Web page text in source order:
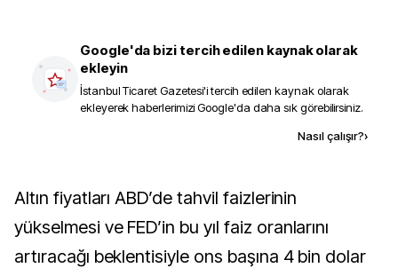
Google'da bizi tercih edilen kaynak olarak
ekleyin
İstanbul Ticaret Gazetesi'i tercih edilen kaynak olarak
ekleyerek haberlerimizi Google'da daha sık görebilirsiniz.
Nasıl çalışır?›
Altın fiyatları ABD’de tahvil faizlerinin
yükselmesi ve FED’in bu yıl faiz oranlarını
artıracağı beklentisiyle ons başına 4 bin dolar